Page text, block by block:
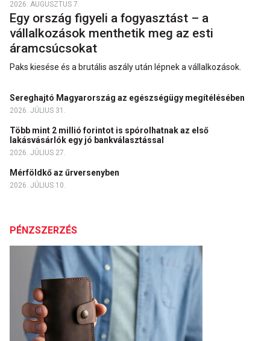
2026. AUGUSZTUS 7.
Egy ország figyeli a fogyasztást – a
vállalkozások menthetik meg az esti
áramcsúcsokat
Paks kiesése és a brutális aszály után lépnek a vállalkozások.
Sereghajtó Magyarország az egészségügy megítélésében
2026. JÚLIUS 31.
Több mint 2 millió forintot is spórolhatnak az első
lakásvásárlók egy jó bankválasztással
2026. JÚLIUS 27.
Mérföldkő az űrversenyben
2026. JÚLIUS 10.
PÉNZSZERZÉS